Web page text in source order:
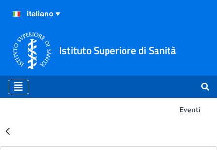
Istituto Superiore di Sanità
Eventi
Risultati della Ricerca -